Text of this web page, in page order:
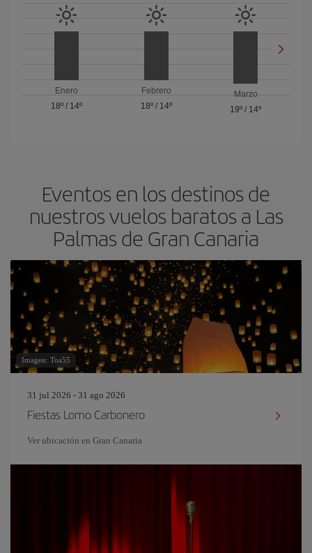
Enero
18º/ 14º
Febrero
18º/ 14º
Marzo
19º / 14º
Eventos en los destinos de
nuestros vuelos baratos a Las
Palmas de Gran Canaria
Imagen: Toa55
31 jul 2026 - 31 ago 2026
Fiestas Lomo Carbonero
Ver ubicación en Gran Canaria